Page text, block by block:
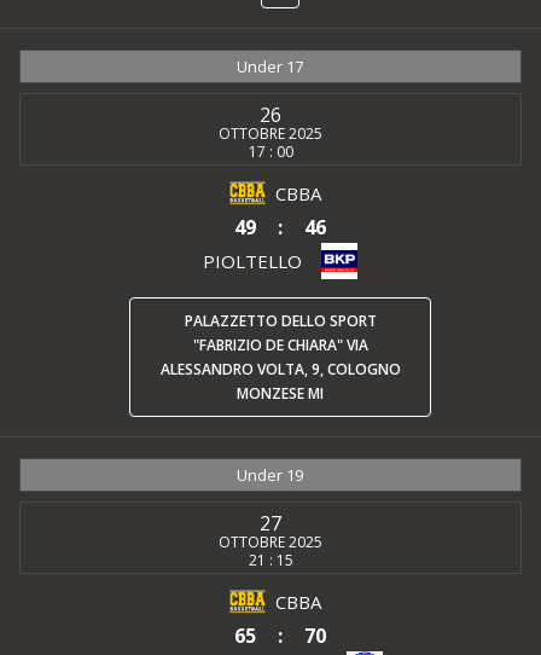
Under 17
26
OTTOBRE 2025
17 : 00
CBBA
49 : 46
PIOLTELLO
PALAZZETTO DELLO SPORT
"FABRIZIO DE CHIARA" VIA
ALESSANDRO VOLTA, 9, COLOGNO
MONZESE MI
Under 19
27
OTTOBRE 2025
21 : 15
CBBA
65 : 70